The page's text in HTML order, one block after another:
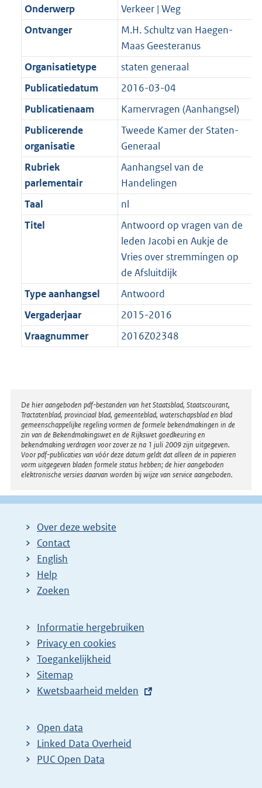
t
a
t
K
b
2
K
b
Onderwerp
Verkeer | Weg
Ontvanger
M.H. Schultz van Haegen-
Maas Geesteranus
Organisatietype
staten generaal
Publicatiedatum
2016-03-04
Publicatienaam
Kamervragen (Aanhangsel)
Publicerende
organisatie
Tweede Kamer der Staten-
Generaal
Rubriek
parlementair
Aanhangsel van de
Handelingen
Taal
nl
Titel
Antwoord op vragen van de
leden Jacobi en Aukje de
Vries over stremmingen op
de Afsluitdijk
Type aanhangsel
Antwoord
Vergaderjaar
2015-2016
Vraagnummer
2016Z02348
Disclaimer
De hier aangeboden pdf-bestanden van het Staatsblad, Staatscourant,
Tractatenblad, provinciaal blad, gemeenteblad, waterschapsblad en blad
gemeenschappelijke regeling vormen de formele bekendmakingen in de
zin van de Bekendmakingswet en de Rijkswet goedkeuring en
bekendmaking verdragen voor zover ze na 1 juli 2009 zijn uitgegeven.
Voor pdf-publicaties van vóór deze datum geldt dat alleen de in papieren
vorm uitgegeven bladen formele status hebben; de hier aangeboden
elektronische versies daarvan worden bij wijze van service aangeboden.
Over deze website
Contact
English
Help
Zoeken
Informatie hergebruiken
Privacy en cookies
Toegankelijkheid
Sitemap
E
t
e
r
Kwetsbaarheid melden
Open data
Linked Data Overheid
PUC Open Data